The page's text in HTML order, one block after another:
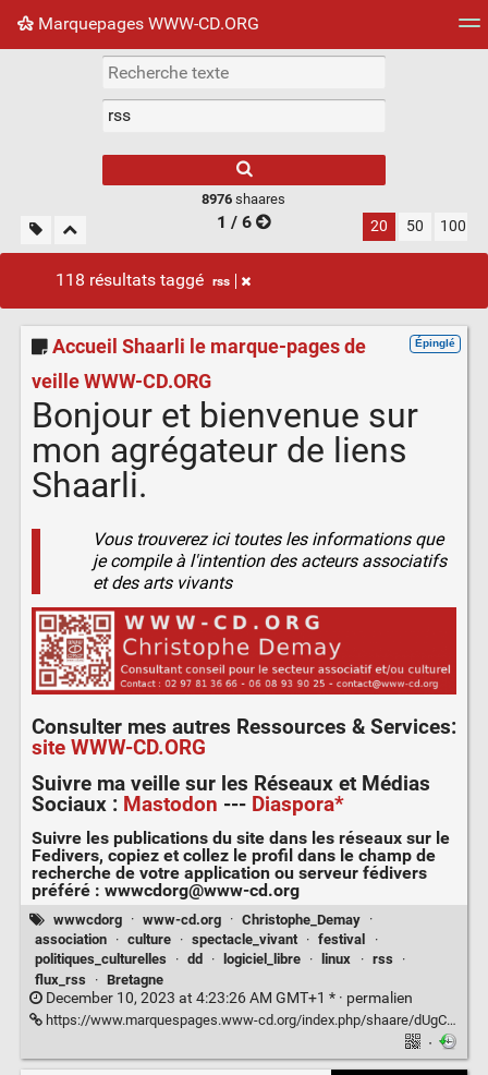
Marquepages WWW-CD.ORG
Nuage de tags Mur d'images
8976 shaares
1 / 6 20 50 100
118 résultats taggé rss
Épinglé
Accueil Shaarli le marque-pages de
veille WWW-CD.ORG
Bonjour et bienvenue sur
mon agrégateur de liens
Shaarli.
Vous trouverez ici toutes les informations que
je compile à l'intention des acteurs associatifs
et des arts vivants
Consulter mes autres Ressources & Services:
site WWW-CD.ORG
Suivre ma veille sur les Réseaux et Médias
Sociaux: Mastodon --- Diaspora*
Suivre les publications du site dans les réseaux sur le
Fedivers, copiez et collez le profil dans le champ de
recherche de votre application ou serveur fédivers
préféré : wwwcdorg@www-cd.org
wwwcdorg · www-cd.org · Christophe_Demay ·
association
· culture · spectacle_vivant · festival
·
politiques_culturelles
· dd · logiciel_libre · linux · rss
·
flux_rss
· Bretagne
December 10, 2023 at 4:23:26 AM GMT+1 * · permalien
https://www.marquespages.www-cd.org/index.php/shaare/dUgCxQ
·